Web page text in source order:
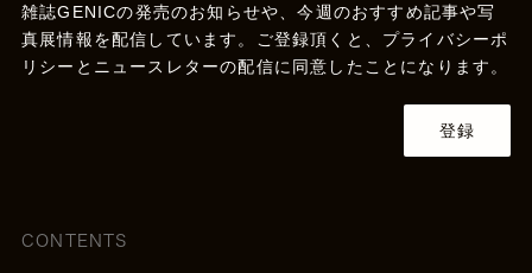
雑誌GENICの発売のお知らせや、今週のおすすめ記事や写
真展情報を配信しています。ご登録頂くと、 プライバシーポ
リシー とニュースレターの配信に同意したことになります。
登録
CONTENTS